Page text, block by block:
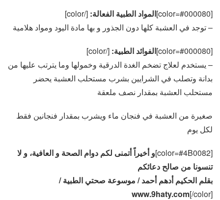
[color=#000080] المواد الطبية الفعالة: [/color]
– توجد في العشبة كلها دون الجذور و بها مادة اليود ومواد هلامية
[color=#000080] الفوائد الطبية: [/color]
– يستخدم لعلاج تضخم الغدة الدرقية وخمولها وما يترتب عليها من
بدانة وتصلب في الشرايين بشرب مستحلب العشبة يحضر
مستحلب العشبة بمقدار نصف ملعقة
صغيرة من العشبة في فنجان ماء ويشرب بمقدار فنجانين فقط
لكل يوم
[color=#4B0082]
و أخيراً أتمنى لكم دوام الصحة و العافية، و لا
تنسونا من صالح دعائكم
بقلم الحكيم أدهم أحمد / موسوعة صحتي الطبية /
www.9haty.com[/color]